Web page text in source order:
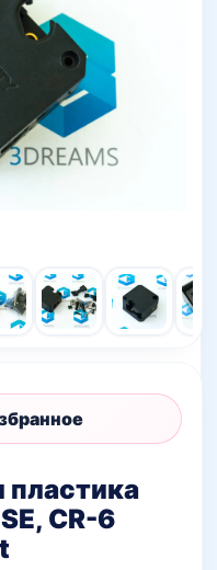
пластика
CR-6